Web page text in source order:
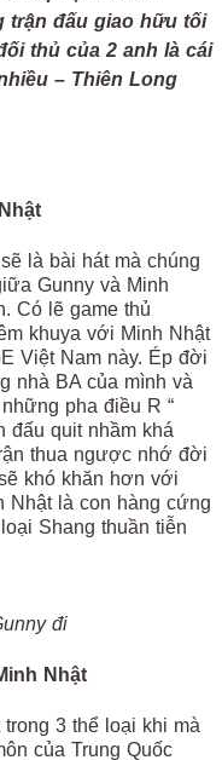
trận đấu giao hữu tối
thủ của 2 anh là cái
– Thiên Long
là bài hát mà chúng
Gunny và Minh
Có lẽ game thủ
khuya với Minh Nhật
Việt Nam này. Ép đời
nhà BA của mình và
pha điều R “
đấu quit nhầm khá
thua ngược nhớ đời
khó khăn hơn với
Nhật là con hàng cứng
Shang thuần tiễn
đi
Nhật
3 thể loại khi mà
của Trung Quốc